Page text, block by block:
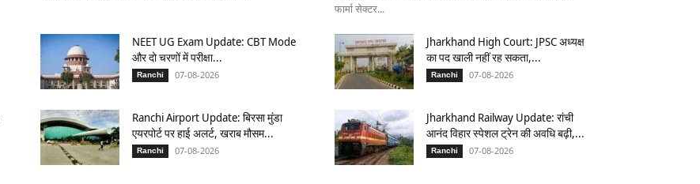
फार्मा सेक्टर...
NEET UG Exam Update: CBT Mode
और दो चरणों में परीक्षा...
Ranchi 07-08-2026
Jharkhand High Court: JPSC अध्यक्ष
का पद खाली नहीं रह सकता,...
Ranchi 07-08-2026
Ranchi Airport Update: बिरसा मुंडा
एयरपोर्ट पर हाई अलर्ट, खराब मौसम...
Ranchi 07-08-2026
Jharkhand Railway Update: रांची
आनंद विहार स्पेशल ट्रेन की अवधि बढ़ी,...
Ranchi 07-08-2026